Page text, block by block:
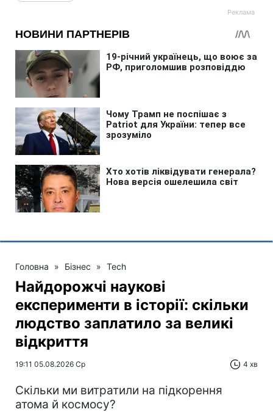
Головна » Бізнес » Tech
Найдорожчі наукові
експерименти в історії: скільки
людство заплатило за великі
відкриття
19:11 05.08.2026 Ср 4 хв
Скільки ми витратили на підкорення
атома й космосу?